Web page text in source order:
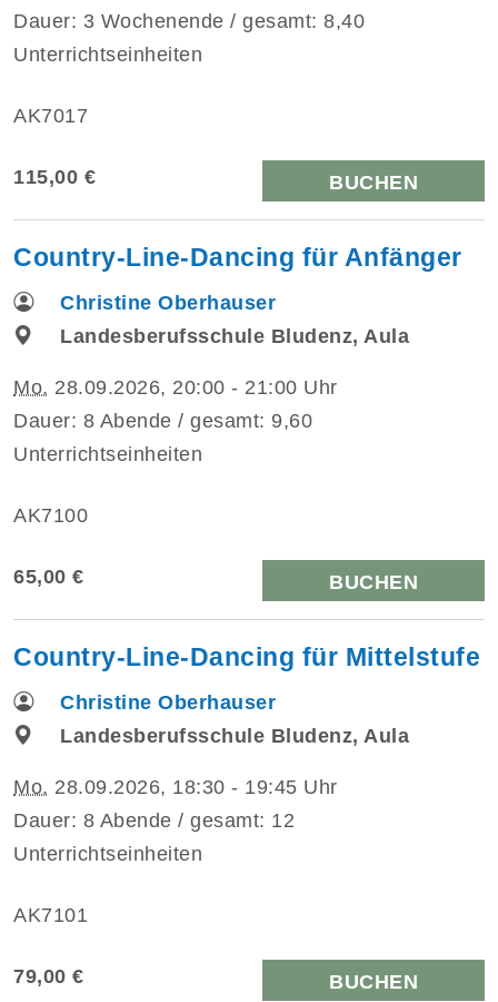
Dauer: 3 Wochenende / gesamt: 8,40
Unterrichtseinheiten
AK7017
115,00 € BUCHEN
Country-Line-Dancing für Anfänger
Christine Oberhauser
Landesberufsschule Bludenz, Aula
Mo. 28.09.2026, 20:00 - 21:00 Uhr
Dauer: 8 Abende / gesamt: 9,60
Unterrichtseinheiten
AK7100
65,00 € BUCHEN
Country-Line-Dancing für Mittelstufe
Christine Oberhauser
Landesberufsschule Bludenz, Aula
Mo. 28.09.2026, 18:30 - 19:45 Uhr
Dauer: 8 Abende / gesamt: 12
Unterrichtseinheiten
AK7101
79,00 € BUCHEN